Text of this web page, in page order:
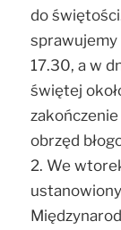
do
sprawujemy
17.30, a w
świętej
obrzęd
2. We